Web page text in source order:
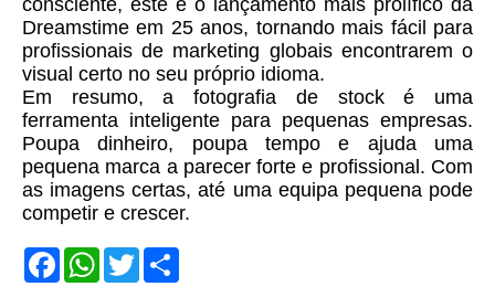
Dreamstime em 25 anos, tornando mais fácil para
profissionais de marketing globais encontrarem o
visual certo no seu próprio idioma.
Em resumo, a fotografia de stock é uma
ferramenta inteligente para pequenas empresas.
Poupa dinheiro, poupa tempo e ajuda uma
pequena marca a parecer forte e profissional. Com
as imagens certas, até uma equipa pequena pode
competir e crescer.
F
a
W
h
T
w